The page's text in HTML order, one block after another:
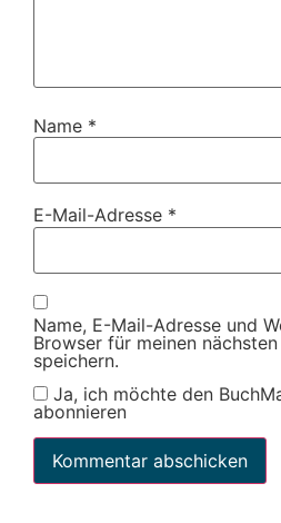
Name *
E-Mail-Adresse *
Name, E-Mail-Adresse und
Browser für meinen
speichern.
Ja, ich möchte den
abonnieren